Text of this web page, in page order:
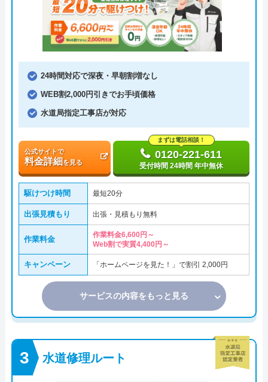
24時間対応で深夜・早朝割増なし
WEB割2,000円引きでお手頃価格
水道局指定工事店が対応
公式サイトで
料金詳細を見る
まずは電話相談！
0120-221-611
受付時間 24時間 年中無休
駆けつけ時間 最短20分
出張見積もり 出張・見積もり無料
作業料金
作業料金6,600円～
Web割で実質4,400円～
キャンペーン 「ホームページを見た！」で割引 2,000円
サービスの内容をもっと見る
水道修理ルート